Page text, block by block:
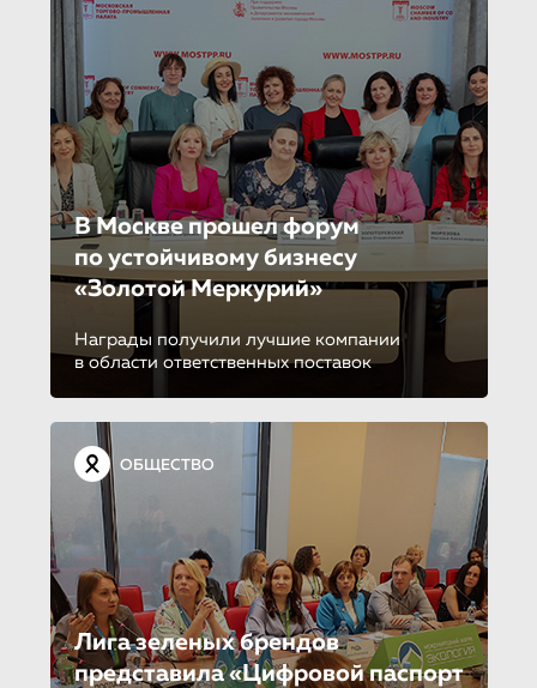
В Москве прошел форум
по устойчиво­му бизнесу
«Золотой Меркурий»
Награды получили лучшие компании
в области ответственных поставок
ОБЩЕСТВО
Лига зеленых брендов
представила «Цифровой паспорт